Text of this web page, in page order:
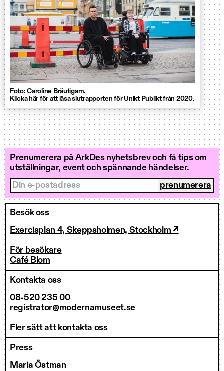
Foto: Caroline Bräutigam.
Klicka här för att läsa slutrapporten för Unikt Publikt från 2020.
Prenumerera på ArkDes nyhetsbrev och få tips om
utställningar, event och spännande händelser.
Din e-postadress
Besök oss
Exercisplan 4, Skeppsholmen, Stockholm ↗
För besökare
Café Blom
Kontakta oss
08-520 235 00
registrator@modernamuseet.se
Fler sätt att kontakta oss
Press
Maria Östman